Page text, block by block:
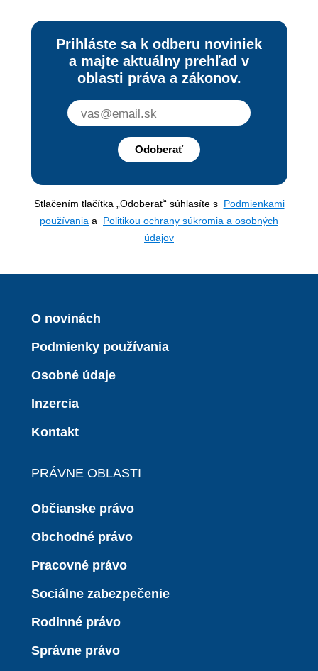
Prihláste sa k odberu noviniek
a majte aktuálny prehľad v
oblasti práva a zákonov.
Odoberať
Stlačením tlačítka „Odoberať“ súhlasíte s Podmienkami
používania a Politikou ochrany súkromia a osobných
údajov
O novinách
Podmienky používania
Osobné údaje
Inzercia
Kontakt
PRÁVNE OBLASTI
Občianske právo
Obchodné právo
Pracovné právo
Sociálne zabezpečenie
Rodinné právo
Správne právo